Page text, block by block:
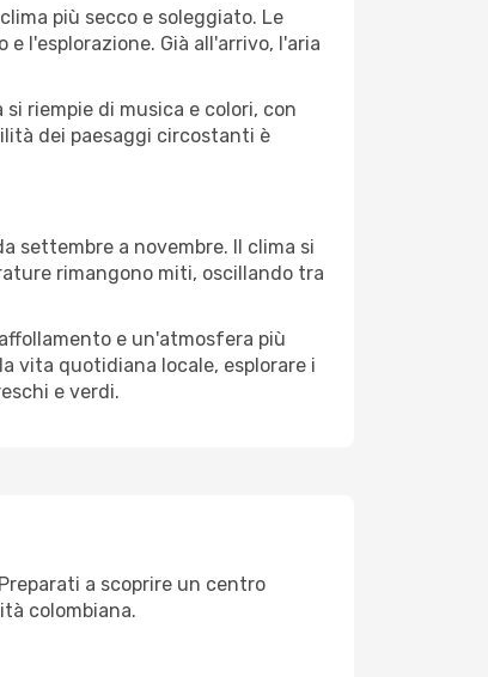
più secco e soleggiato. Le
l'esplorazione. Già all'arrivo, l'aria
riempie di musica e colori, con
dei paesaggi circostanti è
settembre a novembre. Il clima si
rimangono miti, oscillando tra
e un'atmosfera più
vita quotidiana locale, esplorare i
e verdi.
a scoprire un centro
colombiana.